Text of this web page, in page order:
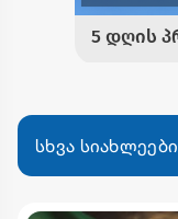
სხვა სიახლეები